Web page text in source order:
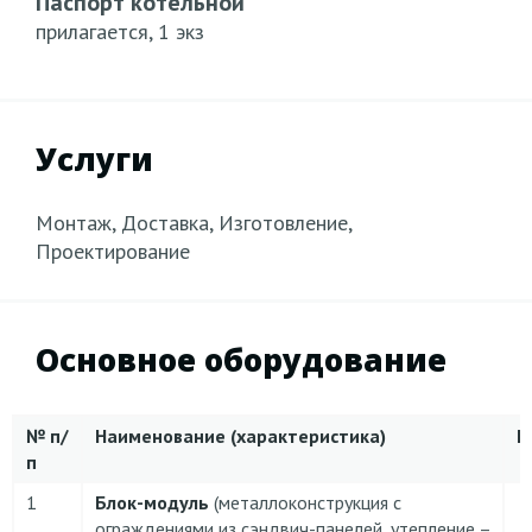
прилагается, 1 экз
Услуги
Монтаж, Доставка, Изготовление,
Проектирование
Основное оборудование
№ п/
п
Наименование (характеристика)
1 Блок-модуль (металлоконструкция с